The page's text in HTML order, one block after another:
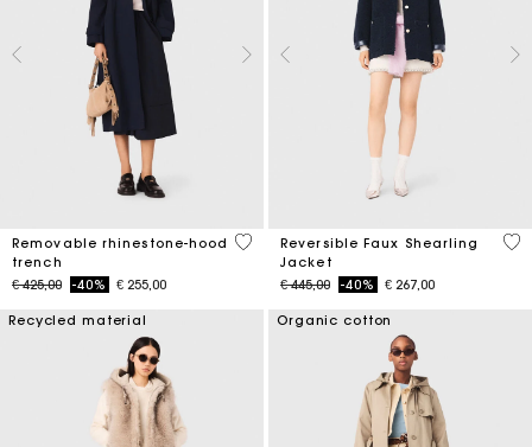
Removable rhinestone-hood
trench
Price reduced from
€ 425,00to-40% € 255,00
5 out of 5 Customer Rating
Reversible Faux Shearling
Jacket
Price reduced from
€ 445,00to-40% € 267,00
4,8
Recycled material Organic cotton